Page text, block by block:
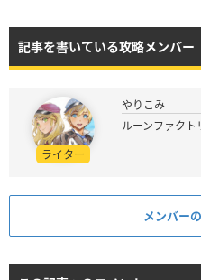
記事を書いている攻略メンバー
ライター
やりこみ
ルーンファクト
メンバー